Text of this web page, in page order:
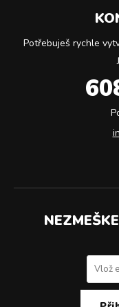
Potřebuješ rychle